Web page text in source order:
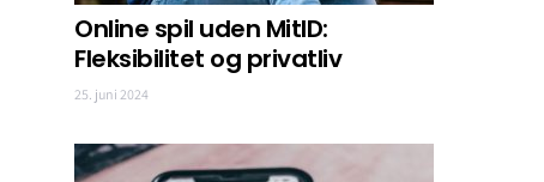
Online spil uden MitID:
Fleksibilitet og privatliv
25. juni 2024